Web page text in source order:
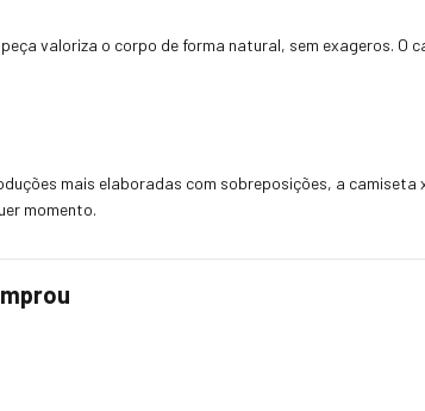
valoriza o corpo de forma natural, sem exageros. O
mais elaboradas com sobreposições, a
momento.